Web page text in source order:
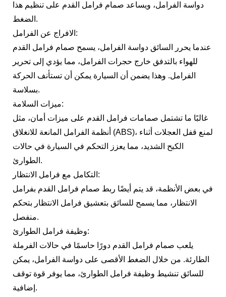
دواسة الفرامل، ويساعد صمام فرامل القدم على تنظيم هذا
الضغط.
الافراج عن الفرامل:
عندما يحرر السائق دواسة الفرامل، يسمح صمام فرامل القدم
للهواء بالتدفق خارج حجرات الفرامل، مما يؤدي إلى تحرير
الفرامل. وهذا يضمن أن السيارة يمكن أن تستأنف الحركة
بسلاسة.
ميزات السلامة:
غالبًا ما تشتمل صمامات فرامل القدم على ميزات أمان، مثل
أنظمة الفرامل المانعة للانغلاق (ABS)، لمنع قفل العجلات أثناء
الكبح الشديد، مما يعزز التحكم في السيارة في حالات
الطوارئ.
التكامل مع فرامل الانتظار:
في بعض الأنظمة، قد يتم أيضًا ربط صمام فرامل القدم بفرامل
الانتظار، مما يسمح للسائق بتعشيق فرامل الانتظار بتحكم
منفصل.
وظيفة فرامل الطوارئ:
يلعب صمام فرامل القدم دورًا حاسمًا في حالات الفرملة
الطارئة. من خلال الضغط الأقصى على دواسة الفرامل، يمكن
للسائق تنشيط وظيفة فرامل الطوارئ، مما يوفر قوة توقف
إضافية.